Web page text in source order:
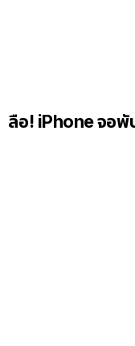
ลือ! iPhone จอพั